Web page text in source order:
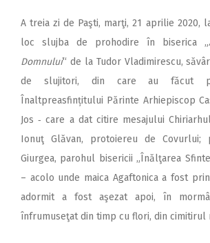
A treia zi de Paşti, marţi, 21 aprilie 2020,
loc slujba de prohodire în biserica „
Domnului“ de la Tudor Vladimirescu,
de slujitori, din care au făcut
Înaltpreasfințitului Părinte Arhiepiscop
Jos ‑ care a dat citire mesajului
Ionuţ Glăvan, protoiereu de Covurlui;
Giurgea, parohul bisericii „Înălţarea
– acolo unde maica Agaftonica a fost
adormit a fost aşezat apoi, în
înfrumuseţat din timp cu flori, din cimitirul